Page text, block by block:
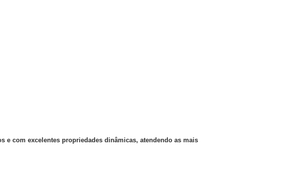
com excelentes propriedades dinâmicas, atendendo as mais